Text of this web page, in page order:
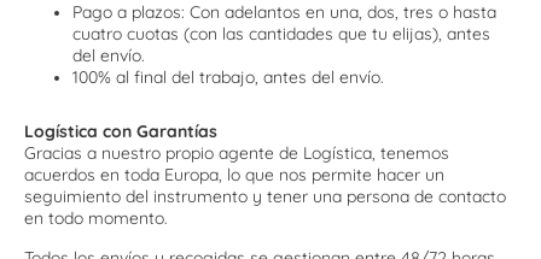
Pago a plazos: Con adelantos en una, dos, tres o hasta
cuatro cuotas (con las cantidades que tu elijas), antes
del envío.
100% al final del trabajo, antes del envío.
Logística con Garantías
Gracias a nuestro propio agente de Logística, tenemos
acuerdos en toda Europa, lo que nos permite hacer un
seguimiento del instrumento y tener una persona de contacto
en todo momento.